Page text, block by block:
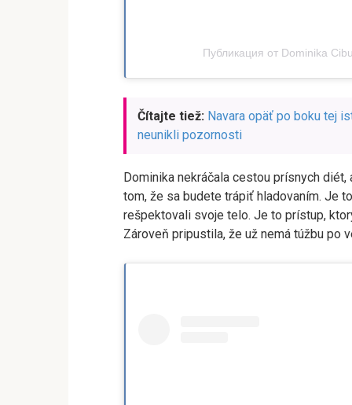
Публикация от Dominika
Čítajte tiež: Navara opäť po boku tej
neunikli pozornosti
Dominika nekráčala cestou prísnych
tom, že sa budete trápiť hladovaním. Je
rešpektovali svoje telo. Je to prístup,
Zároveň pripustila, že už nemá túžbu po